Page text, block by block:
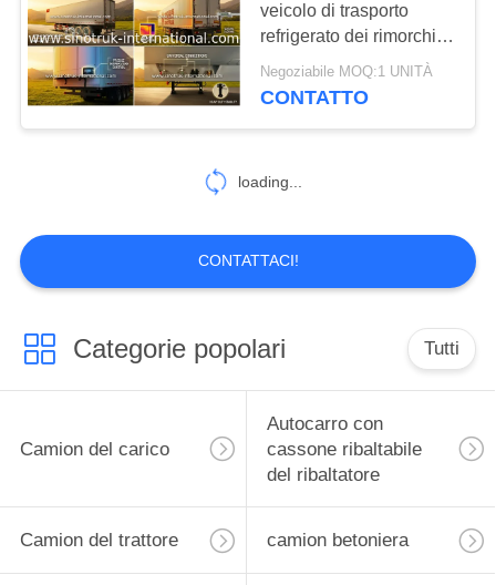
veicolo di trasporto
refrigerato dei rimorchi
dei semi/materiale a
base piatta acciaio di mn
Negoziabile MOQ:1 UNITÀ
CONTATTO
loading...
CONTATTACI!
Categorie popolari Tutti
Camion del carico
Autocarro con
cassone ribaltabile
del ribaltatore
Camion del trattore camion betoniera